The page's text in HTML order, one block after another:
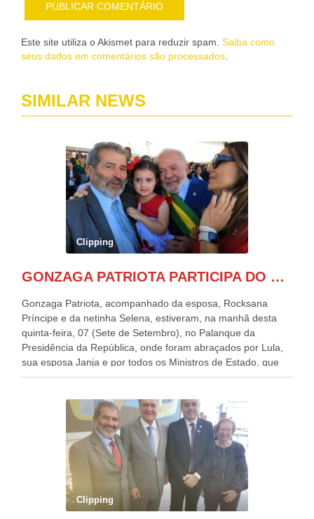
Este site utiliza o Akismet para reduzir spam. Saiba como
seus dados em comentários são processados
SIMILAR NEWS
Clipping
GONZAGA PATRIOTA PARTICIPA DO DESFILE DA INDEPENDÊNCIA NO PALANQUE DA PRESIDÊNCIA DA REPÚBLICA E É ABRAÇADO POR LULA E POR GERALDO ALCKMIN.
Gonzaga Patriota, acompanhado da esposa, Rocksana
Príncipe e da netinha Selena, estiveram, na manhã desta
quinta-feira, 07 (Sete de Setembro), no Palanque da
Presidência da República, onde foram abraçados por Lula,
sua esposa Janja e por todos os Ministros de Estado, que
estavam presentes, nos Desfiles da Independência da
outros desfiles, na Esplanada dos Ministérios, disse ter sido
o deste ano, o maior e o mais organizado de todos. “Há
quatro décadas, como Patriota até no nome, participo
anualmente dos desfiles de Sete de Setembro, na
Esplanada dos Ministérios, em Brasília. Este ano, o governo
preparou espaços com cadeiras e coberturas, para 30.000
pessoas, só que o número de Patriotas Brasileiros
Independentes, dobrou na Esplanada. Eu, Lula e os
Clipping